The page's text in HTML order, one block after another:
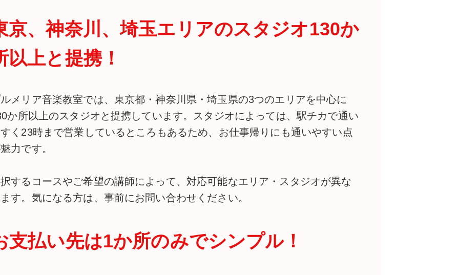
京、神奈川、埼玉エリアのスタジオ130か
以上と提携！
メリア音楽教室では、東京都・神奈川県・埼玉県の3つのエリアを中心に
か所以上のスタジオと提携しています。スタジオによっては、駅チカで通い
く23時まで営業しているところもあるため、お仕事帰りにも通いやすい点
力です。
するコースやご希望の講師によって、対応可能なエリア・スタジオが異な
す。気になる方は、事前にお問い合わせください。
支払い先は1か所のみでシンプル！